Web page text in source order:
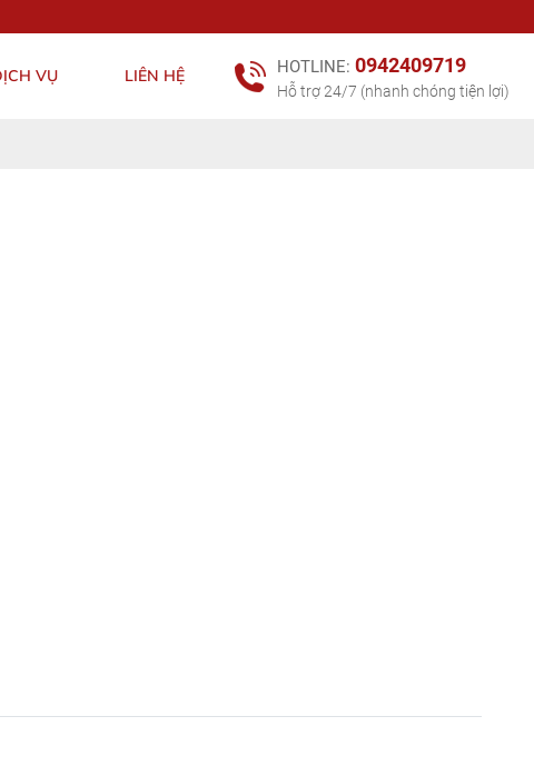
VỤ LIÊN HỆ HOTLINE: 0942409719
Hỗ trợ 24/7 (nhanh chóng tiện lợi)